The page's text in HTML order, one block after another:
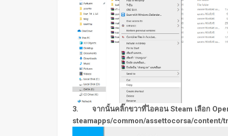
3. จากนั้นคลิ๊กขวาที่ไอคอน Steam เลือก
steamapps/common/assettocorsa/content/